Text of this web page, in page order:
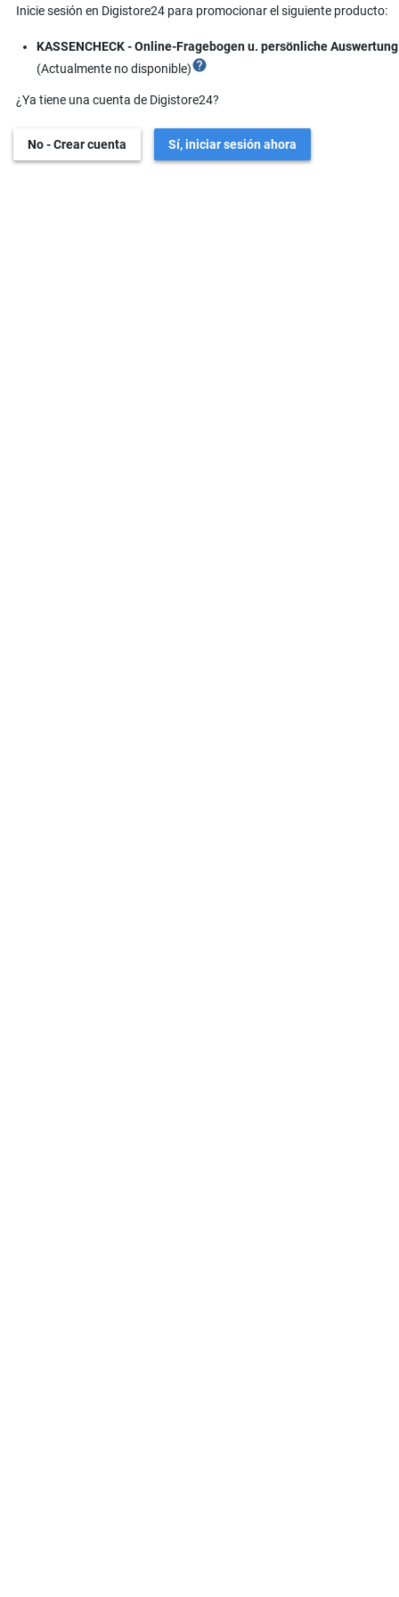
Inicie sesión en Digistore24 para promocionar el siguiente producto:
KASSENCHECK - Online-Fragebogen u. persönliche Auswertung
(Actualmente no disponible)help
¿Ya tiene una cuenta de Digistore24?
No - Crear cuenta Sí, iniciar sesión ahora